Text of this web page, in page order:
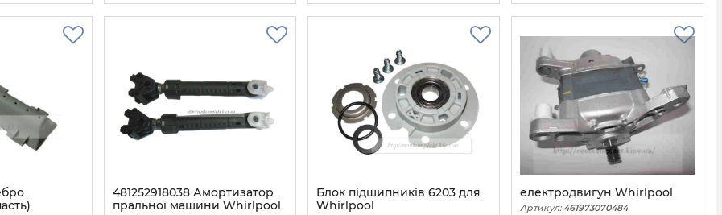
481252918038 Амортизатор
пральної машини Whirlpool
Блок підшипників 6203 для
Whirlpool
електродвигун Whirlpool
Артикул: 461973070484